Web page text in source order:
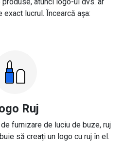
lucrul. Încearcă așa:
Ruj
furnizare de luciu de buze, ruj
să creați un logo cu ruj în el.